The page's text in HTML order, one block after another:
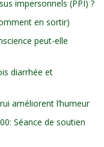
impersonnels (PPI) ?
en sortir)
peut-elle
diarrhée et
améliorent l’humeur
Séance de soutien